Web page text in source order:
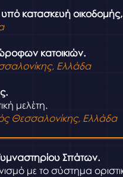
κατασκευή
κατοικιών.
Ελλάδα
μελέτη.
Θεσσαλονίκης, Ελλάδα
Σπάτων.
με το σύστημα